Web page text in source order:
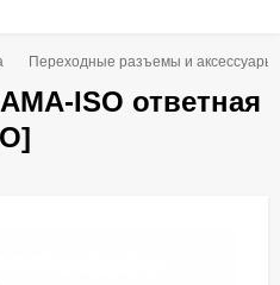
Переходные разъемы и аксессуары
ISO ответная